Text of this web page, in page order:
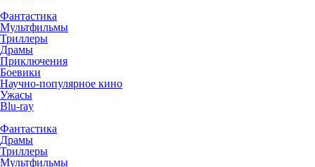
Фантастика
Мультфильмы
Триллеры
Драмы
Приключения
Боевики
Научно-популярное кино
Ужасы
Blu-ray
Фантастика
Драмы
Триллеры
Мультфильмы